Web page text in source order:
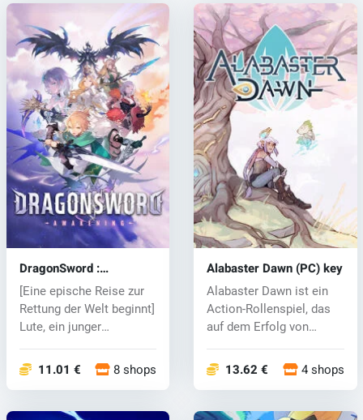
DragonSword :
Awakening (PC) key
[Eine epische Reise zur
Rettung der Welt beginnt]
Lute, ein junger
11.01 € 8 shops
Alabaster Dawn (PC) key
Alabaster Dawn ist ein
Action-Rollenspiel, das
auf dem Erfolg von
13.62 € 4 shops